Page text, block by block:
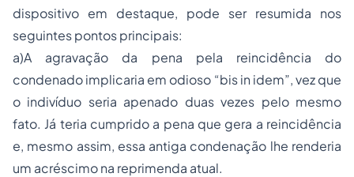
dispositivo em destaque, pode ser resumida nos
seguintes pontos principais:
a)A agravação da pena pela reincidência do
condenado implicaria em odioso “bis in idem”, vez que
o indivíduo seria apenado duas vezes pelo mesmo
fato. Já teria cumprido a pena que gera a reincidência
e, mesmo assim, essa antiga condenação lhe renderia
um acréscimo na reprimenda atual.